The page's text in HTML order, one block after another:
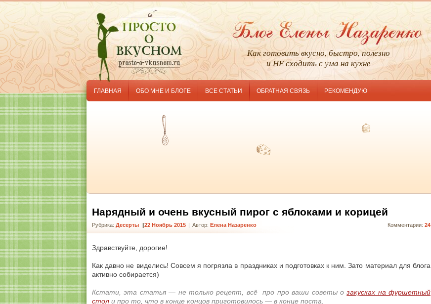
Как готовить вкусно, быстро, полезно
и НЕ сходить с ума на кухне
ГЛАВНАЯ ОБО МНЕ И БЛОГЕ ВСЕ СТАТЬИ ОБРАТНАЯ СВЯЗЬ РЕКОМЕНДУЮ
Нарядный и очень вкусный пирог с яблоками и корицей
Комментарии: 24
Рубрика: Десерты | 22 Ноябрь 2015 | Автор: Елена Назаренко
Здравствуйте, дорогие!
Как давно не виделись! Совсем я погрязла в праздниках и подготовках к ним. Зато материал для блога
активно собирается)
Кстати, эта статья — не только рецепт, всё про про ваши советы озакусках на фуршетный
стол и про то, что в конце концов приготовилось — в конце поста.